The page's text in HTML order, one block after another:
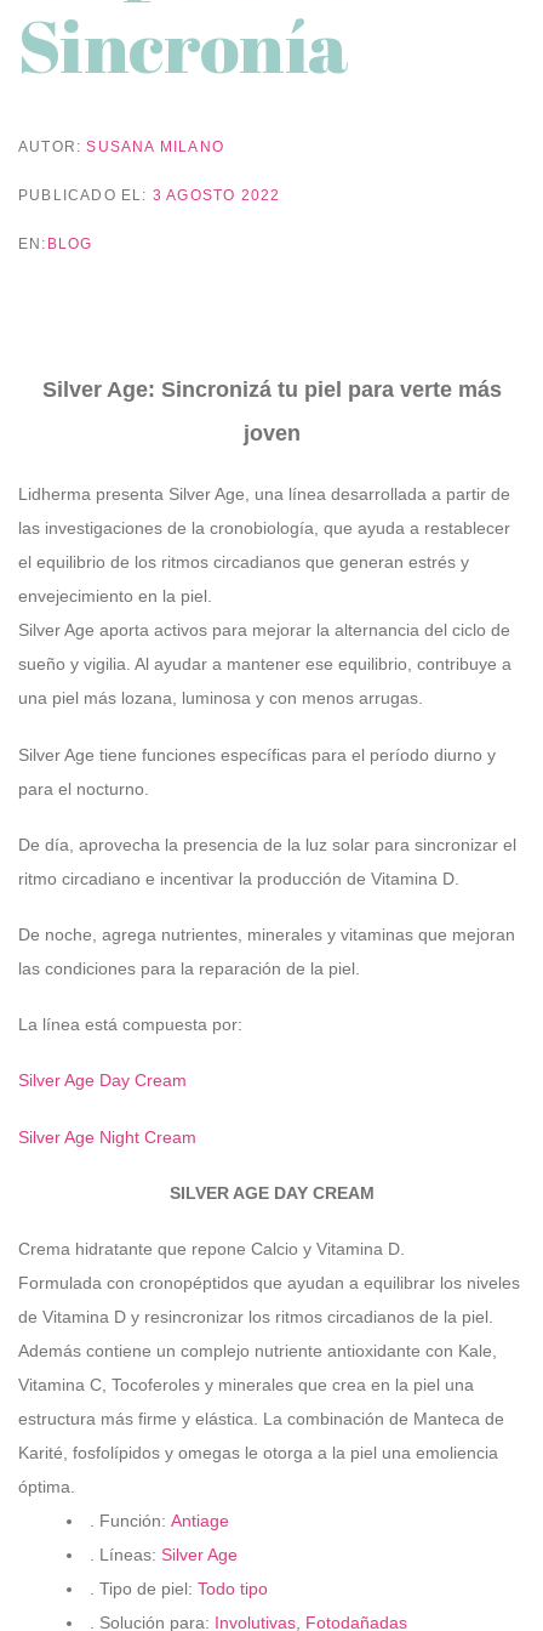
Sincronía
AUTOR:SUSANA MILANO
PUBLICADO EL: 3 AGOSTO 2022
EN: BLOG
Silver Age: Sincronizá tu piel para verte más
joven
Lidherma presenta Silver Age, una línea desarrollada a partir de
las investigaciones de la cronobiología, que ayuda a restablecer
el equilibrio de los ritmos circadianos que generan estrés y
envejecimiento en la piel.
Silver Age aporta activos para mejorar la alternancia del ciclo de
sueño y vigilia. Al ayudar a mantener ese equilibrio, contribuye a
una piel más lozana, luminosa y con menos arrugas.
Silver Age tiene funciones específicas para el período diurno y
para el nocturno.
De día, aprovecha la presencia de la luz solar para sincronizar el
ritmo circadiano e incentivar la producción de Vitamina D.
De noche, agrega nutrientes, minerales y vitaminas que mejoran
las condiciones para la reparación de la piel.
La línea está compuesta por:
Silver Age Day Cream
Silver Age Night Cream
SILVER AGE DAY CREAM
Crema hidratante que repone Calcio y Vitamina D.
Formulada con cronopéptidos que ayudan a equilibrar los niveles
de Vitamina D y resincronizar los ritmos circadianos de la piel.
Además contiene un complejo nutriente antioxidante con Kale,
Vitamina C, Tocoferoles y minerales que crea en la piel una
estructura más firme y elástica. La combinación de Manteca de
Karité, fosfolípidos y omegas le otorga a la piel una emoliencia
óptima.
. Función: Antiage
. Líneas: Silver Age
. Tipo de piel: Todo tipo
. Solución para: Involutivas Fotodañadas